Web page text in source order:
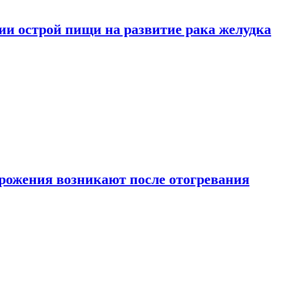
острой пищи на развитие рака желудка
возникают после отогревания